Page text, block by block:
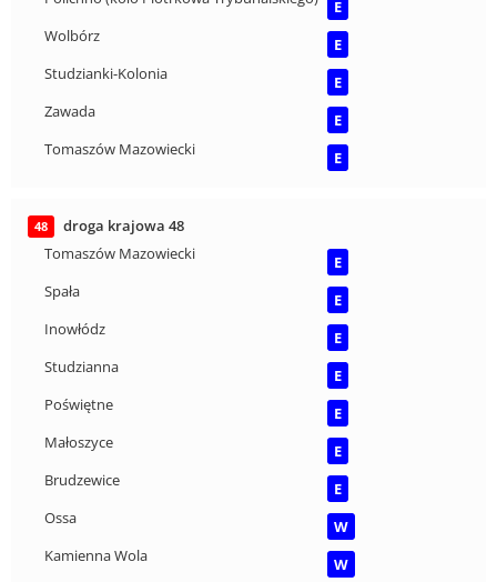
E
Wolbórz
E
Studzianki-Kolonia
E
Zawada
E
Tomaszów Mazowiecki
E
48
droga krajowa 48
Tomaszów Mazowiecki
E
Spała
E
Inowłódz
E
Studzianna
E
Poświętne
E
Małoszyce
E
Brudzewice
E
Ossa
W
Kamienna Wola
W